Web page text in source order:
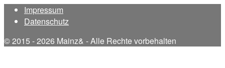
Impressum
Datenschutz
© 2015 - 2026 Mainz& - Alle Rechte vorbehalten